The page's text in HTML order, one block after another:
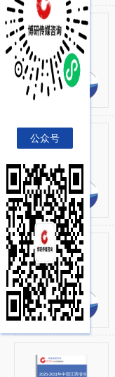
2025-2031年中国江西省投
资环境市场需求潜力及未
来前景规划报告
2025-2031年中国污染场地
修复行业市场深度及竞争
2025-2031年中国江西省生
公众号